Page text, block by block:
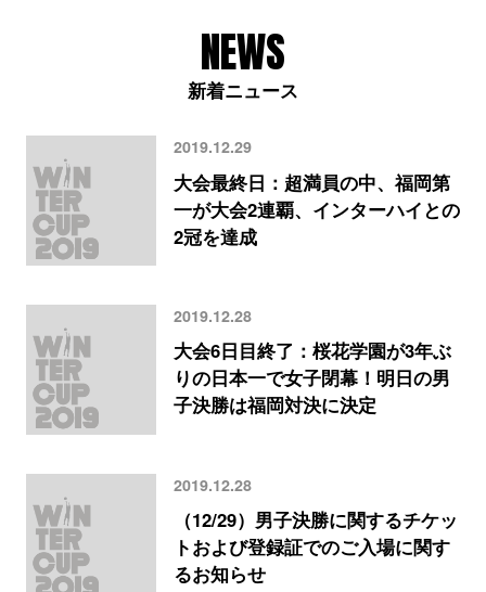
NEWS
新着ニュース
2019.12.29
大会最終日：超満員の中、福岡第
一が大会2連覇、インターハイとの
2冠を達成
2019.12.28
大会6日目終了：桜花学園が3年ぶ
りの日本一で女子閉幕！明日の男
子決勝は福岡対決に決定
2019.12.28
（12/29）男子決勝に関するチケッ
トおよび登録証でのご入場に関す
るお知らせ